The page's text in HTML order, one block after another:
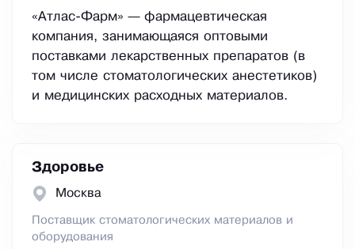
«Атлас-Фарм» — фармацевтическая
компания, занимающаяся оптовыми
поставками лекарственных препаратов (в
том числе стоматологических анестетиков)
и медицинских расходных материалов.
Здоровье
Москва
Поставщик стоматологических материалов и
оборудования